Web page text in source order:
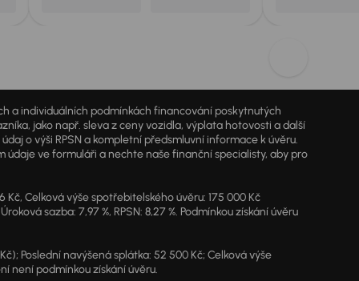
a individuálních podmínkách financování poskytnutých
jako např. sleva z ceny vozidla, výplata hotovosti a další
o výši RPSN a kompletní předsmluvní informace k úvěru.
údaje ve formuláři a nechte naše finanční specialisty, aby pro
Celková výše spotřebitelského úvěru: 175 000 Kč
sazba: 7,97 %, RPSN: 8,27 %. Podmínkou získání úvěru
Poslední navýšená splátka: 52 500 Kč; Celková výše
není podmínkou získání úvěru.